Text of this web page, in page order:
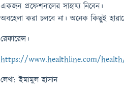
একজন প্রফেশনালের সাহায্য নিবেন।
অবহেলা করা চলবে না। অনেক কিছুই
রেফারেন্স।
https://www.healthline.com/
লেখা: ইমামুল হাসান